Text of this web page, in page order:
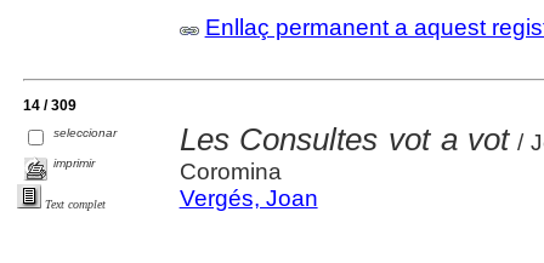
Enllaç permanent a aquest
14 / 309
seleccionar
imprimir
Text complet
Les Consultes vot a vot/
Coromina
Vergés, Joan